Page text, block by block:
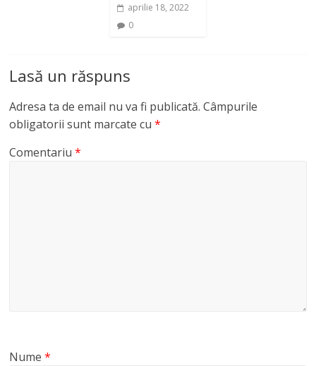
aprilie 18, 2022
0
Lasă un răspuns
Adresa ta de email nu va fi publicată. Câmpurile
obligatorii sunt marcate cu*
Comentariu*
Nume*